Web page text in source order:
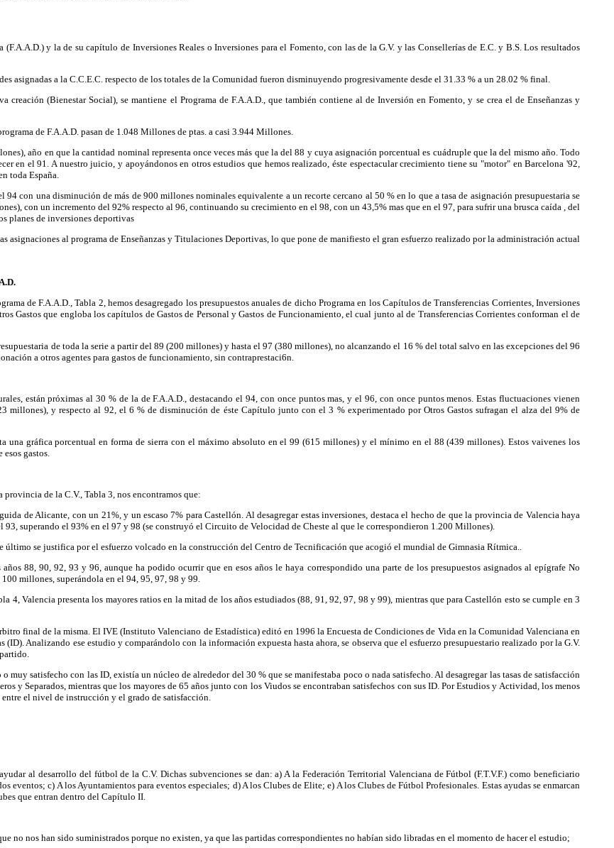
y la de su capítulo de Inversiones Reales o Inversiones para el Fomento, con las de la G.V. y las Consellerías de E.C. y B.S. Los resultados
asignadas a la C.C.E.C. respecto de los totales de la Comunidad fueron disminuyendo progresivamente desde el 31.33 % a un 28.02 % final.
(Bienestar Social), se mantiene el Programa de F.A.A.D., que también contiene al de Inversión en Fomento, y se crea el de Enseñanzas y
de F.A.A.D. pasan de 1.048 Millones de ptas. a casi 3.944 Millones.
año en que la cantidad nominal representa once veces más que la del 88 y cuya asignación porcentual es cuádruple que la del mismo año. Todo
en el 91. A nuestro juicio, y apoyándonos en otros estudios que hemos realizado, éste espectacular crecimiento tiene su "motor" en Barcelona '92,
toda España.
94 con una disminución de más de 900 millones nominales equivalente a un recorte cercano al 50 % en lo que a tasa de asignación presupuestaria se
con un incremento del 92% respecto al 96, continuando su crecimiento en el 98, con un 43,5% mas que en el 97, para sufrir una brusca caída , del
planes de inversiones deportivas
asignaciones al programa de Enseñanzas y Titulaciones Deportivas, lo que pone de manifiesto el gran esfuerzo realizado por la administración actual
de F.A.A.D., Tabla 2, hemos desagregado los presupuestos anuales de dicho Programa en los Capítulos de Transferencias Corrientes, Inversiones
Gastos que engloba los capítulos de Gastos de Personal y Gastos de Funcionamiento, el cual junto al de Transferencias Corrientes conforman el de
de toda la serie a partir del 89 (200 millones) y hasta el 97 (380 millones), no alcanzando el 16 % del total salvo en las excepciones del 96
a otros agentes para gastos de funcionamiento, sin contraprestaci6n.
están próximas al 30 % de la de F.A.A.D., destacando el 94, con once puntos mas, y el 96, con once puntos menos. Estas fluctuaciones vienen
millones), y respecto al 92, el 6 % de disminución de éste Capítulo junto con el 3 % experimentado por Otros Gastos sufragan el alza del 9% de
una gráfica porcentual en forma de sierra con el máximo absoluto en el 99 (615 millones) y el mínimo en el 88 (439 millones). Estos vaivenes los
gastos.
de la C.V., Tabla 3, nos encontramos que:
de Alicante, con un 21%, y un escaso 7% para Castellón. Al desagregar estas inversiones, destaca el hecho de que la provincia de Valencia haya
superando el 93% en el 97 y 98 (se construyó el Circuito de Velocidad de Cheste al que le correspondieron 1.200 Millones).
último se justifica por el esfuerzo volcado en la construcción del Centro de Tecnificación que acogió el mundial de Gimnasia Rítmica..
88, 90, 92, 93 y 96, aunque ha podido ocurrir que en esos años le haya correspondido una parte de los presupuestos asignados al epígrafe No
millones, superándola en el 94, 95, 97, 98 y 99.
4, Valencia presenta los mayores ratios en la mitad de los años estudiados (88, 91, 92, 97, 98 y 99), mientras que para Castellón esto se cumple en 3
final de la misma. El IVE (Instituto Valenciano de Estadística) editó en 1996 la Encuesta de Condiciones de Vida en la Comunidad Valenciana en
Analizando ese estudio y comparándolo con la información expuesta hasta ahora, se observa que el esfuerzo presupuestario realizado por la G.V.
satisfecho con las ID, existía un núcleo de alrededor del 30 % que se manifestaba poco o nada satisfecho. Al desagregar las tasas de satisfacción
y Separados, mientras que los mayores de 65 años junto con los Viudos se encontraban satisfechos con sus ID. Por Estudios y Actividad, los menos
el nivel de instrucción y el grado de satisfacción.
al desarrollo del fútbol de la C.V. Dichas subvenciones se dan: a) A la Federación Territorial Valenciana de Fútbol (F.T.V.F.) como beneficiario
eventos; c) A los Ayuntamientos para eventos especiales; d) A los Clubes de Elite; e) A los Clubes de Fútbol Profesionales. Estas ayudas se enmarcan
que entran dentro del Capítulo II.
no nos han sido suministrados porque no existen, ya que las partidas correspondientes no habían sido libradas en el momento de hacer el estudio;